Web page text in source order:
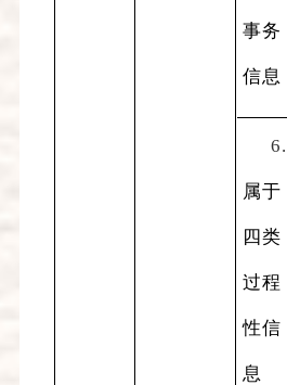
事务
信息
6.
属于
四类
过程
性信
息